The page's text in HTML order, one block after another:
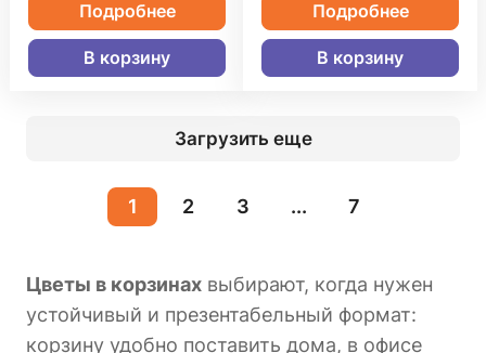
Подробнее
В корзину
Подробнее
В корзину
Загрузить еще
1 2 3 ... 7
Цветы в корзинах выбирают, когда нужен
устойчивый и презентабельный формат:
корзину удобно поставить дома, в офисе